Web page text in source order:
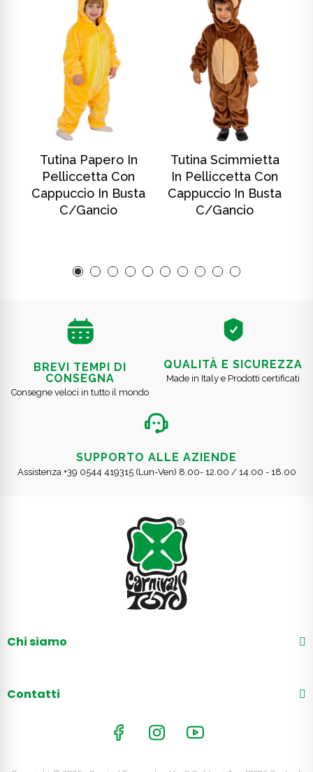
Tutina Papero In
Pelliccetta Con
Cappuccio In Busta
C/gancio
Tutina Scimmietta
In Pelliccetta Con
Cappuccio In Busta
C/gancio
BREVI TEMPI DI
CONSEGNA
Consegne veloci in tutto il mondo
QUALITÀ E SICUREZZA
Made in Italy e Prodotti certificati
SUPPORTO ALLE AZIENDE
Assistenza +39 0544 419315 (Lun-Ven) 8.00- 12.00 / 14.00 - 18.00
Chi siamo
Contatti